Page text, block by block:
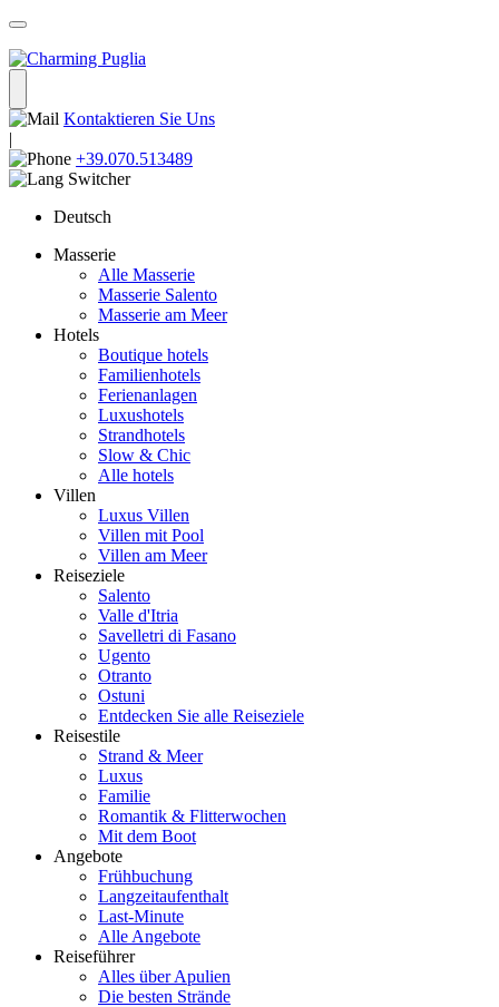
Kontaktieren Sie Uns
|
+39.070.513489
Deutsch
Masserie
Alle Masserie
Masserie Salento
Masserie am Meer
Hotels
Boutique hotels
Familienhotels
Ferienanlagen
Luxushotels
Strandhotels
Slow & Chic
Alle hotels
Villen
Luxus Villen
Villen mit Pool
Villen am Meer
Reiseziele
Salento
Valle d'Itria
Savelletri di Fasano
Ugento
Otranto
Ostuni
Entdecken Sie alle Reiseziele
Reisestile
Strand & Meer
Luxus
Familie
Romantik & Flitterwochen
Mit dem Boot
Angebote
Frühbuchung
Langzeitaufenthalt
Last-Minute
Alle Angebote
Reiseführer
Alles über Apulien
Die besten Strände